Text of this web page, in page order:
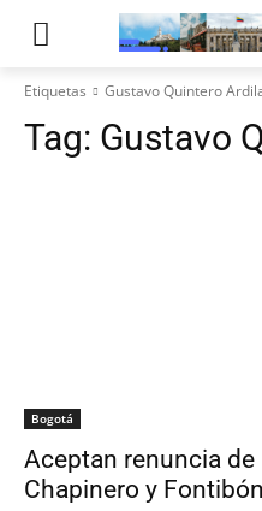
Etiquetas Gustavo Quintero
Tag: Gustavo
Bogotá
Aceptan renuncia
Chapinero y Fontibón